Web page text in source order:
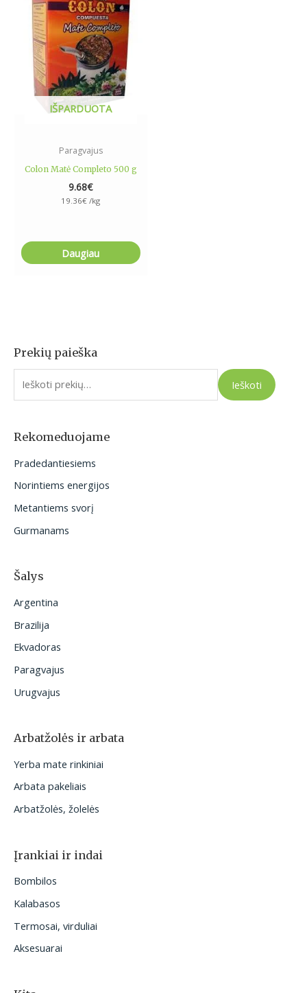
Prekių paieška
I
e
o
:
Ieškoti
Rekomeduojame
Pradedantiesiems
Norintiems energijos
Metantiems svorį
Gurmanams
Šalys
Argentina
Brazilija
Ekvadoras
Paragvajus
Urugvajus
Arbatžolės ir arbata
Yerba mate rinkiniai
Arbata pakeliais
Arbatžolės, žolelės
Įrankiai ir indai
Bombilos
Kalabasos
Termosai, virduliai
Aksesuarai
IŠPARDUOTA
Paragvajus
Colon Matė Completo 500 g
9.68€
19.36€ /kg
Daugiau